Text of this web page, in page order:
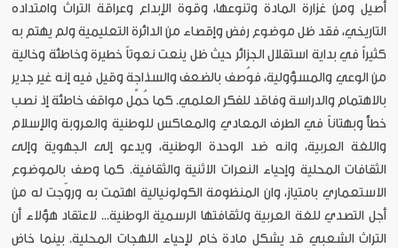
أصيل ومن غزارة المادة وتنوعها، وقوة الإبداع وعراقة التراث وامتداده
التاريخي، فقد ظل موضوع رفض وإقصاء من الدائرة التعليمية ولم يهتم به
كثيراً في بداية استقلال الجزائر حيث ظل ينعت نعوتاً خطيرة وخاطئة وخالية
من الوعي والمسؤولية، فوُصف بالضعف والسذاجة وقيل فيه إنه غير جدير
بالاهتمام والدراسة وفاقد للفكر العلمي. كما حُمِّل مواقف خاطئة إذ نصب
خطأً وبهتاناً في الطرف المعادي والمعاكس للوطنية والعروبة والإسلام
واللغة العربية، وانه ضد الوحدة الوطنية، ويدعو إلى الجهوية وإلى
الثقافات المحلية وإحياء النعرات الاثنية والثقافية. كما وصف بالموضوع
الاستعماري بامتياز، وان المنظومة الكولونيالية اهتمت به وروّجت له من
أجل التصدي للغة العربية ولثقافتها الرسمية الوطنية... لاعتقاد هؤلاء أن
التراث الشعبي قد يشكل مادة خام لإحياء اللهجات المحلية. بينما خاض